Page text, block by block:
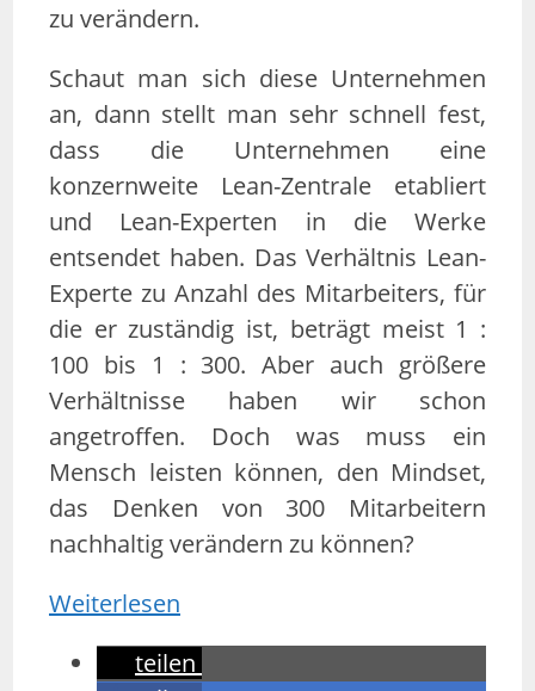
zu verändern.
Schaut man sich diese Unternehmen
an, dann stellt man sehr schnell fest,
dass die Unternehmen eine
konzernweite Lean-Zentrale etabliert
und Lean-Experten in die Werke
entsendet haben. Das Verhältnis Lean-
Experte zu Anzahl des Mitarbeiters, für
die er zuständig ist, beträgt meist 1 :
100 bis 1 : 300. Aber auch größere
Verhältnisse haben wir schon
angetroffen. Doch was muss ein
Mensch leisten können, den Mindset,
das Denken von 300 Mitarbeitern
nachhaltig verändern zu können?
Weiterlesen
teilen